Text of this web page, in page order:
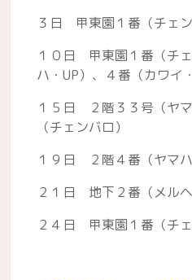
３日 甲東園１番（チェン
１０日 甲東園１番（チ
ハ・UP）、４番（カワイ・
１５日 ２階３３号（ヤ
（チェンバロ）
１９日 ２階４番（ヤマハ
２１日 地下２番（メルヘ
２４日 甲東園１番（チェ